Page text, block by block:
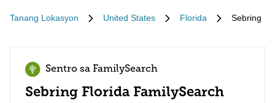
Tanang Lokasyon United States Florida Sebring
Sentro sa FamilySearch
Sebring Florida FamilySearch